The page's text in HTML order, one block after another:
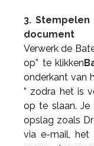
3. Stempelen
document
Verwerk de
op” te klikken
onderkant van
” zodra het is
op te slaan.
opslag zoals
via e-mail, het